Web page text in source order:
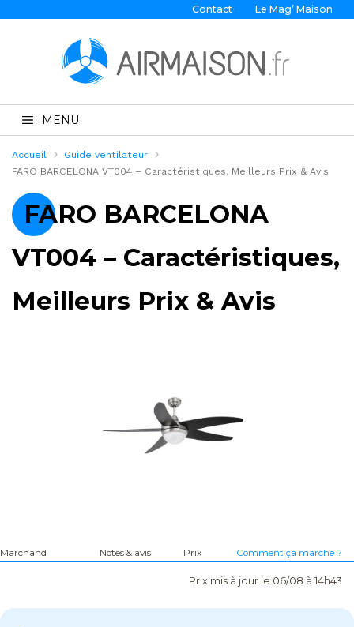
Contact Le Mag’ Maison
MENU
Accueil
Guide ventilateur
FARO BARCELONA VT004 – Caractéristiques, Meilleurs Prix & Avis
FARO BARCELONA
VT004 – Caractéristiques,
Meilleurs Prix & Avis
Marchand Notes & avis Prix Comment ça marche ?
Prix mis à jour le 06/08 à 14h43